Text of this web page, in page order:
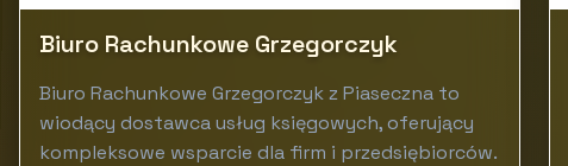
Biuro Rachunkowe Grzegorczyk
Biuro Rachunkowe Grzegorczyk z Piaseczna to
wiodący dostawca usług księgowych, oferujący
kompleksowe wsparcie dla firm i przedsiębiorców.